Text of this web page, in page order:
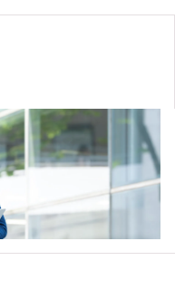
入學時會被視為等同
第二級」／「第三
或以上 及 韓語達
為一般入學條件中的五
績達E級或以上亦會被
（乙類科目）取得「達
「達標並表現優異
「第三級」／「第四
目（應用學習中文除